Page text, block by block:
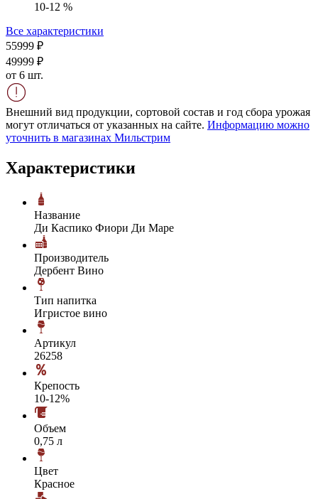
10-12 %
Все характеристики
55999 ₽
49999 ₽
от 6 шт.
Внешний вид продукции, сортовой состав и год сбора урожая
могут отличаться от указанных на сайте. Информацию можно
уточнить в магазинах Мильстрим
Характеристики
Название
Ди Каспико Фиори Ди Маре
Производитель
Дербент Вино
Тип напитка
Игристое вино
Артикул
26258
Крепость
10-12%
Объем
0,75 л
Цвет
Красное